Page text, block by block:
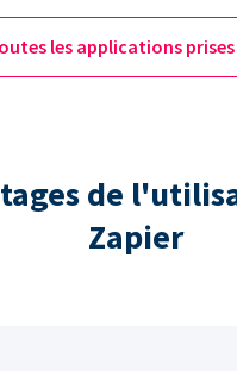
les applications
de
Zapier